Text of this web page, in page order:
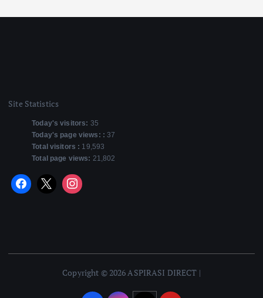
Site Statistics
Today's visitors: 35
Today's page views: :37
Total visitors : 19,593
Total page views: 21,802
Copyright © 2026 ASPIRASI DIRECT |